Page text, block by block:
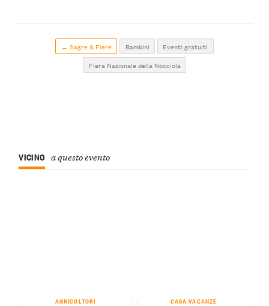
← Sagre & Fiere Bambini
Eventi gratuiti
Fiera Nazionale della Nocciola
VICINO a questo evento
AGRICOLTORI CASA VACANZE